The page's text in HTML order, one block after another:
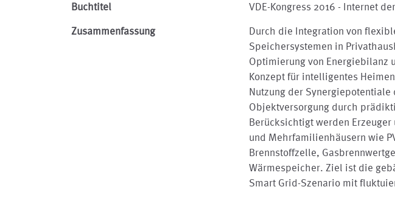
Buchtitel VDE-Kongress 2016 - Internet
Zusammenfassung
Durch die Integration von
Speichersystemen in
Optimierung von Energiebilanz
Konzept für intelligentes
Nutzung der
Objektversorgung durch
Berücksichtigt werden
und Mehrfamilienhäusern wie
Brennstoffzelle,
Wärmespeicher. Ziel ist die
Smart Grid-Szenario mit